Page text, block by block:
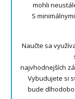
mohli
S
Naučte sa
najvhodnejších
Vybudujete si
bude